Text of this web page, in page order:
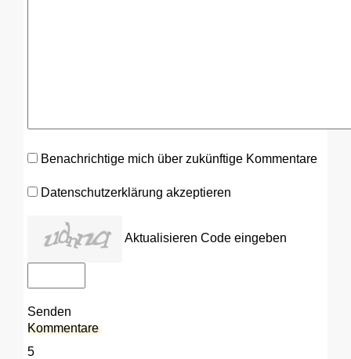
Benachrichtige mich über zukünftige Kommentare
Datenschutzerklärung akzeptieren
Aktualisieren Code eingeben
Senden
Kommentare
5